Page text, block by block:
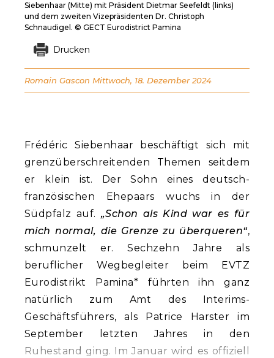
Frédéric Siebenhaar beschäftigt sich mit
grenzüberschreitenden Themen seitdem
er klein ist. Der Sohn eines deutsch-
französischen Ehepaars wuchs in der
Südpfalz auf. „Schon als Kind war es für
mich normal, die Grenze zu überqueren“,
schmunzelt er. Sechzehn Jahre als
beruflicher Wegbegleiter beim EVTZ
Eurodistrikt Pamina* führten ihn ganz
natürlich zum Amt des Interims-
Geschäftsführers, als Patrice Harster im
September letzten Jahres in den
Ruhestand ging. Im Januar wird es offiziell
Siebenhaar (Mitte) mit Präsident Dietmar Seefeldt (links)
und dem zweiten Vizepräsidenten Dr. Christoph
Schnaudigel. © GECT Eurodistrict Pamina
Drucken
Romain Gascon Mittwoch, 18. Dezember 2024